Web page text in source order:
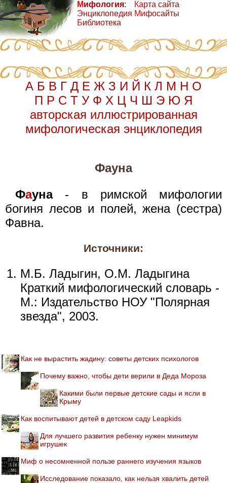
Мифология:
Энциклопедия
Библиотека
Карта сайта
Мифосайты
А Б В Г Д Е Ж З И Й К Л М Н О
П Р С Т У Ф Х Ц Ч Ш Э Ю Я
авторская иллюстрированная
мифологическая энциклопедия
Фауна
Фауна- в римской мифологии
богиня лесов и полей, жена (сестра)
Фавна.
Источники:
М.Б. Ладыгин, О.М. Ладыгина
Краткий мифологический словарь -
М.: Издательство НОУ "Полярная
звезда", 2003.
Как не вырастить жадину: советы детских психологов
Почему важно, чтобы дети верили в Деда Мороза
Какими были первые детские сады и ясли в
Крыму
Как воспитывают детей в детском саду Leapkids
Для лучшего развития ребенку нужен минимум
игрушек
Миф о несомненной пользе раннего изучения языков
Исследование показало, как нельзя хвалить детей